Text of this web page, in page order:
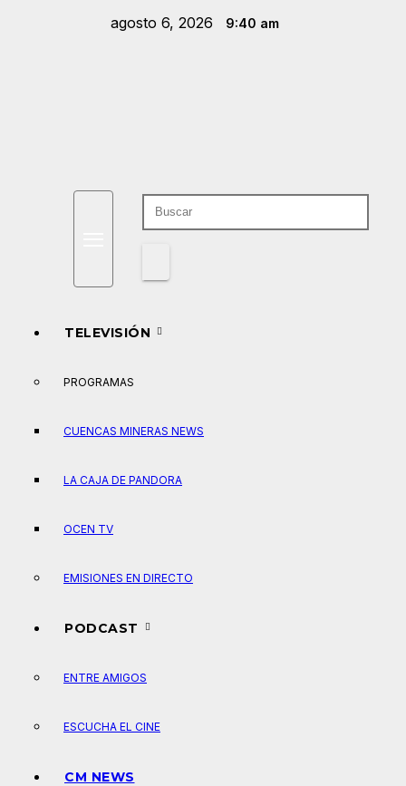
agosto 6, 2026 9:40 am
TELEVISIÓN
PROGRAMAS
CUENCAS MINERAS NEWS
LA CAJA DE PANDORA
OCEN TV
EMISIONES EN DIRECTO
PODCAST
ENTRE AMIGOS
ESCUCHA EL CINE
CM NEWS